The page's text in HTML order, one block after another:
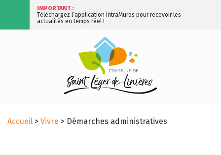
IMPORTANT :
Téléchargez l’application IntraMuros pour recevoir les
actualités en temps réel !
Accueil > Vivre > Démarches administratives